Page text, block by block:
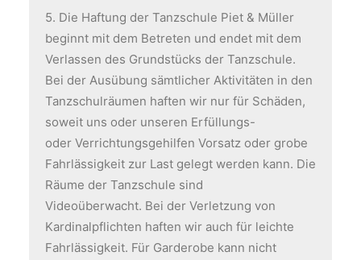
5. Die Haftung der Tanzschule Piet & Müller
beginnt mit dem Betreten und endet mit dem
Verlassen des Grundstücks der Tanzschule.
Bei der Ausübung sämtlicher Aktivitäten in den
Tanzschulräumen haften wir nur für Schäden,
soweit uns oder unseren Erfüllungs-
oder Verrichtungsgehilfen Vorsatz oder grobe
Fahrlässigkeit zur Last gelegt werden kann. Die
Räume der Tanzschule sind
Videoüberwacht. Bei der Verletzung von
Kardinalpflichten haften wir auch für leichte
Fahrlässigkeit. Für Garderobe kann nicht